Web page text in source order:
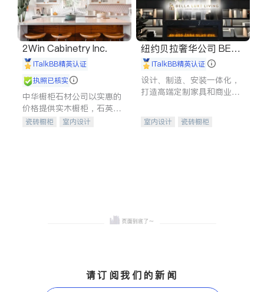
2Win Cabinetry Inc.
iTalkBB精英认证
执照已核实
中华橱柜石材公司以实惠的
价格提供实木橱柜，石英石
台面，多种优质不锈钢水
瓷砖橱柜
室内设计
纽约贝拉奢华公司 BELL
A LUXE
iTalkBB精英认证
设计、制造、安装一体化，
打造高端定制家具和商业空
室内设计
瓷砖橱柜
请订阅我们的新闻